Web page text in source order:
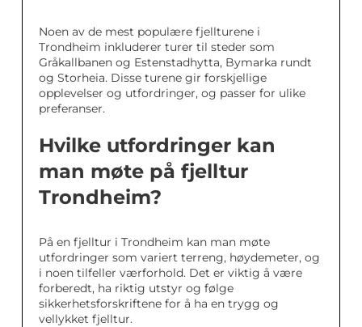
Noen av de mest populære fjellturene i
Trondheim inkluderer turer til steder som
Gråkallbanen og Estenstadhytta, Bymarka rundt
og Storheia. Disse turene gir forskjellige
opplevelser og utfordringer, og passer for ulike
preferanser.
Hvilke utfordringer kan
man møte på fjelltur
Trondheim?
På en fjelltur i Trondheim kan man møte
utfordringer som variert terreng, høydemeter, og
i noen tilfeller værforhold. Det er viktig å være
forberedt, ha riktig utstyr og følge
sikkerhetsforskriftene for å ha en trygg og
vellykket fjelltur.